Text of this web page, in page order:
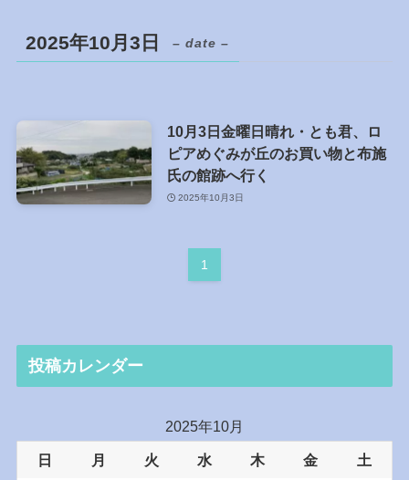
2025年10月3日 – date –
10月3日金曜日晴れ・とも君、ロ
ピアめぐみが丘のお買い物と布施
氏の館跡へ行く
2025年10月3日
1
投稿カレンダー
2025年10月
日 月 火 水 木 金 土